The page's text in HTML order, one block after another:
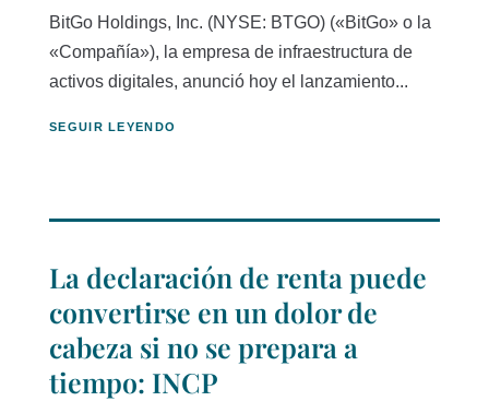
BitGo Holdings, Inc. (NYSE: BTGO) («BitGo» o la
«Compañía»), la empresa de infraestructura de
activos digitales, anunció hoy el lanzamiento...
SEGUIR LEYENDO
La declaración de renta puede
convertirse en un dolor de
cabeza si no se prepara a
tiempo: INCP